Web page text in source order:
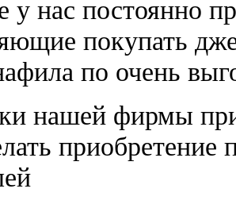
у нас постоянно
покупать
по очень
нашей фирмы
приобретение